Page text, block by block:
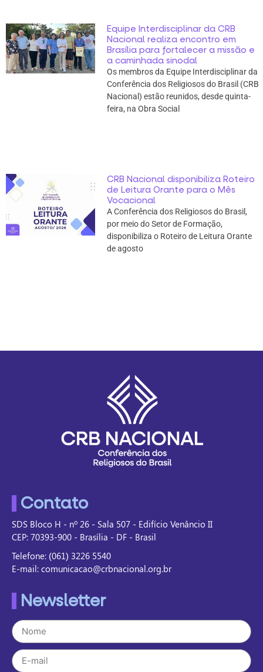
Equipe Interdisciplinar da CRB
Nacional realiza encontro em
Brasília para fortalecer a missão e
a caminhada sinodal
Os membros da Equipe Interdisciplinar da
Conferência dos Religiosos do Brasil (CRB
Nacional) estão reunidos, desde quinta-
feira, na Obra Social
CRB Nacional disponibiliza Roteiro
de Leitura Orante para o Mês
Vocacional
A Conferência dos Religiosos do Brasil,
por meio do Setor de Formação,
disponibiliza o Roteiro de Leitura Orante
de agosto
Contato
SDS Bloco H - nº 26 - Sala 507 - Edifício Venâncio II
CEP: 70393-900 - Brasília - DF - Brasil
Telefone: (061) 3226 5540
E-mail: comunicacao@crbnacional.org.br
Newsletter